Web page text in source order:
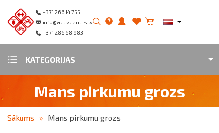
+371 266 14 755
info@activcentrs.lv
+371 286 68 983
KATEGORIJAS
Mans pirkumu grozs
Sākums Mans pirkumu grozs